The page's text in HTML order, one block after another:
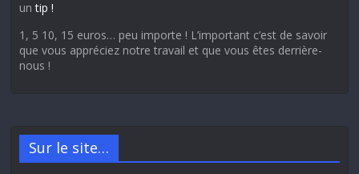
untip !
1, 5 10, 15 euros… peu importe ! L’important c’est de savoir
que vous appréciez notre travail et que vous êtes derrière-
nous !
Sur le site…